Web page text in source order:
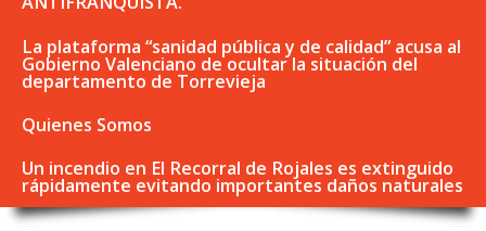
La plataforma “sanidad pública y de calidad” acusa al
Gobierno Valenciano de ocultar la situación del
departamento de Torrevieja
Quienes Somos
Un incendio en El Recorral de Rojales es extinguido
rápidamente evitando importantes daños naturales